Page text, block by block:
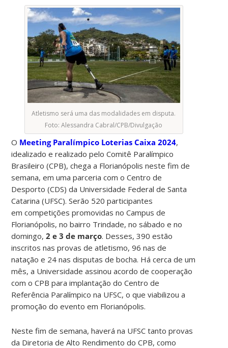
Atletismo será uma das modalidades em disputa.
Foto: Alessandra Cabral/CPB/Divulgação
O Meeting Paralímpico Loterias Caixa 2024,
idealizado e realizado pelo Comitê Paralímpico
Brasileiro (CPB), chega a Florianópolis neste fim de
semana, em uma parceria com o Centro de
Desporto (CDS) da Universidade Federal de Santa
Catarina (UFSC). Serão 520 participantes
em competições promovidas no Campus de
Florianópolis, no bairro Trindade, no sábado e no
domingo,2 e 3 de março. Desses, 390 estão
inscritos nas provas de atletismo, 96 nas de
natação e 24 nas disputas de bocha. Há cerca de um
mês, a Universidade assinou acordo de cooperação
com o CPB para implantação do Centro de
Referência Paralímpico na UFSC, o que viabilizou a
promoção do evento em Florianópolis.
Neste fim de semana, haverá na UFSC tanto provas
da Diretoria de Alto Rendimento do CPB, como